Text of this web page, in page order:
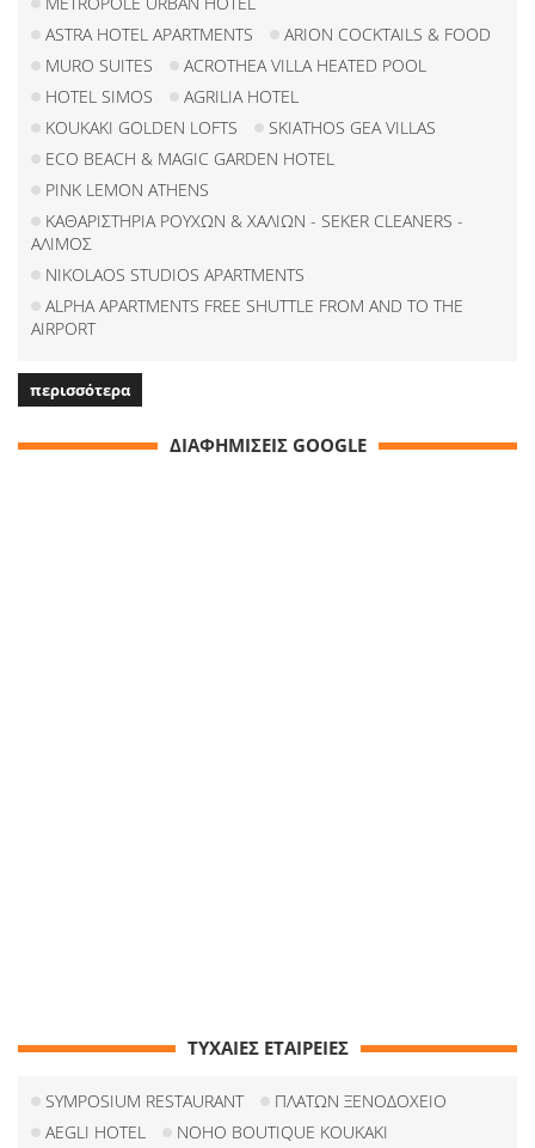
ASTRA HOTEL APARTMENTS
ARION COCKTAILS & FOOD
MURO SUITES
ACROTHEA VILLA HEATED POOL
HOTEL SIMOS
AGRILIA HOTEL
KOUKAKI GOLDEN LOFTS
SKIATHOS GEA VILLAS
ECO BEACH & MAGIC GARDEN HOTEL
PINK LEMON ATHENS
ΚΑΘΑΡΙΣΤΗΡΙΑ ΡΟΥΧΩΝ & ΧΑΛΙΩΝ - SEKER CLEANERS -
ΑΛΙΜΟΣ
NIKOLAOS STUDIOS APARTMENTS
ALPHA APARTMENTS FREE SHUTTLE FROM AND TO THE
AIRPORT
περισσότερα
ΔΙΑΦΗΜΙΣΕΙΣ GOOGLE
ΤΥΧΑΙΕΣ ΕΤΑΙΡΕΙΕΣ
SYMPOSIUM RESTAURANT
ΠΛΑΤΩΝ ΞΕΝΟΔΟΧΕΙΟ
AEGLI HOTEL
NOHO BOUTIQUE KOUKAKI